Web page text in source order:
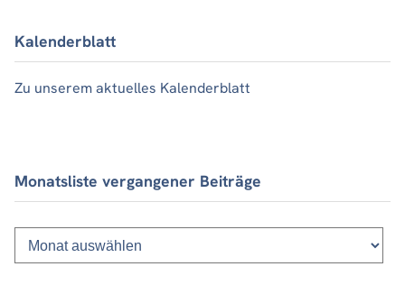
Kalenderblatt
Zu unserem aktuelles Kalenderblatt
Monatsliste vergangener Beiträge
Monatsliste
vergangener
Beiträge